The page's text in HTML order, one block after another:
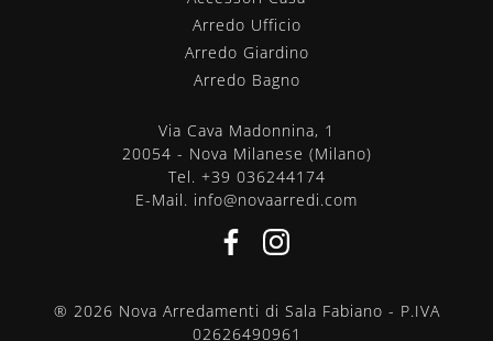
Arredo Ufficio
Arredo Giardino
Arredo Bagno
Via Cava Madonnina, 1
20054 - Nova Milanese (Milano)
Tel. +39 036244174
E-Mail. info@novaarredi.com
® 2026 Nova Arredamenti di Sala Fabiano - P.IVA
02626490961